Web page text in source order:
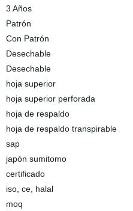
3 Años
Patrón
Con Patrón
Desechable
Desechable
hoja superior
hoja superior perforada
hoja de respaldo
hoja de respaldo transpirable
sap
japón sumitomo
certificado
iso, ce, halal
moq